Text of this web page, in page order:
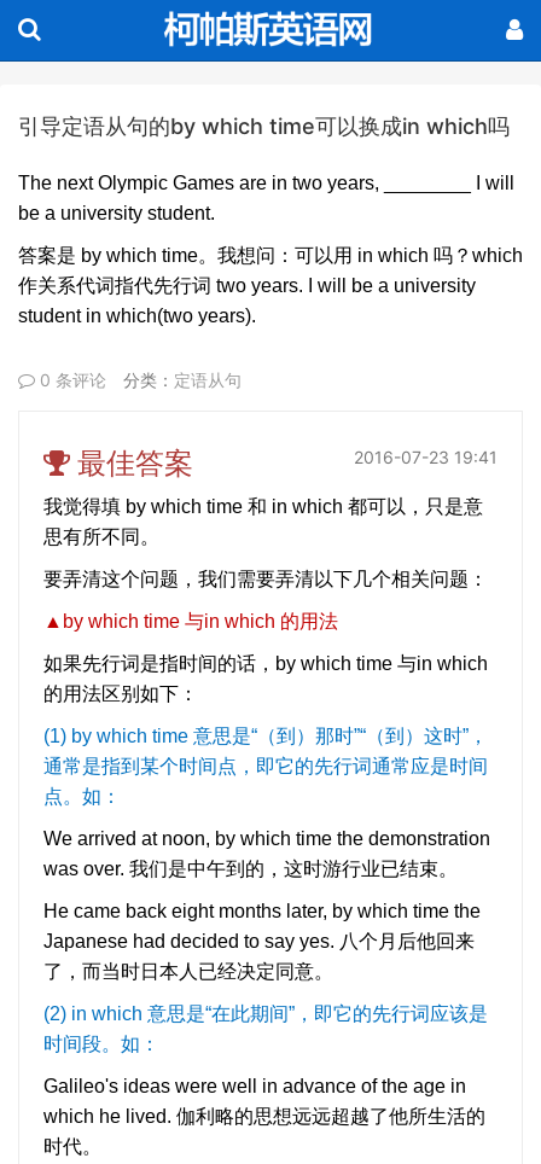
引导定语从句的by which time可以换成in which吗
The next Olympic Games are in two years, ________ I will
be a university student.
答案是 by which time。我想问：可以用 in which 吗？which
作关系代词指代先行词 two years. I will be a university
student in which(two years).
0 条评论 分类： 定语从句
最佳答案 2016-07-23 19:41
我觉得填 by which time 和 in which 都可以，只是意
思有所不同。
要弄清这个问题，我们需要弄清以下几个相关问题：
▲ by which time 与in which 的用法
如果先行词是指时间的话，by which time 与in which
的用法区别如下：
(1) by which time 意思是“（到）那时”“（到）这时”，
通常是指到某个时间点，即它的先行词通常应是时间
点。如：
We arrived at noon, by which time the demonstration
was over. 我们是中午到的，这时游行业已结束。
He came back eight months later, by which time the
Japanese had decided to say yes. 八个月后他回来
了，而当时日本人已经决定同意。
(2) in which 意思是“在此期间”，即它的先行词应该是
时间段。如：
Galileo's ideas were well in advance of the age in
which he lived. 伽利略的思想远远超越了他所生活的
时代。